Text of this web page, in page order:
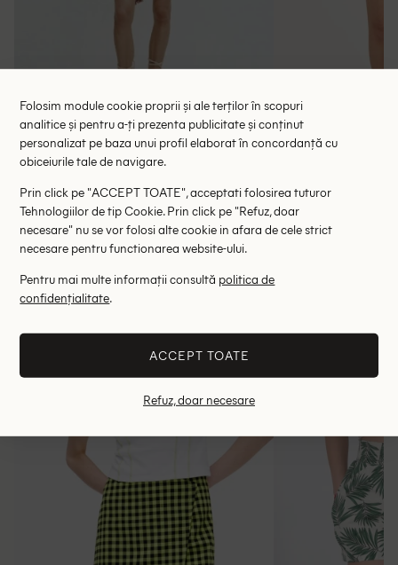
Pantaloni scurti Zara, verde
RRP: 145.00 lei
32
Altii au fost interesati de
Folosim module cookie proprii și ale terților în scopuri
analitice și pentru a-ți prezenta publicitate și conținut
personalizat pe baza unui profil elaborat în concordanță cu
obiceiurile tale de navigare.
Prin click pe "ACCEPT TOATE", acceptati folosirea tuturor
Tehnologiilor de tip Cookie. Prin click pe "Refuz, doar
necesare" nu se vor folosi alte cookie in afara de cele strict
necesare pentru functionarea website-ului.
Pentru mai multe informații consultă politica de
confidențialitate.
ACCEPT TOATE
Refuz, doar necesare